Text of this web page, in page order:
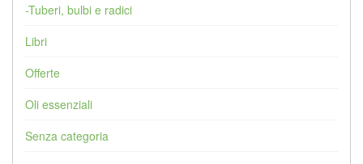
-Tuberi, bulbi e radici
Libri
Offerte
Oli essenziali
Senza categoria